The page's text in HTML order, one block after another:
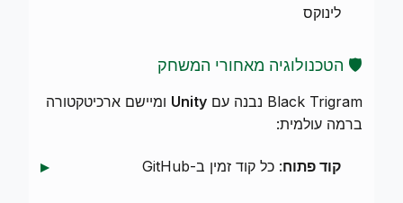
לינוקס
🛡️ הטכנולוגיה מאחורי המשחק
Black Trigram נבנה עם Unity ומיישם ארכיטקטורה
ברמה עולמית:
קוד פתוח: כל קוד זמין ב-GitHub